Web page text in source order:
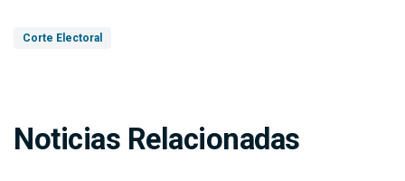
Corte Electoral
Noticias Relacionadas